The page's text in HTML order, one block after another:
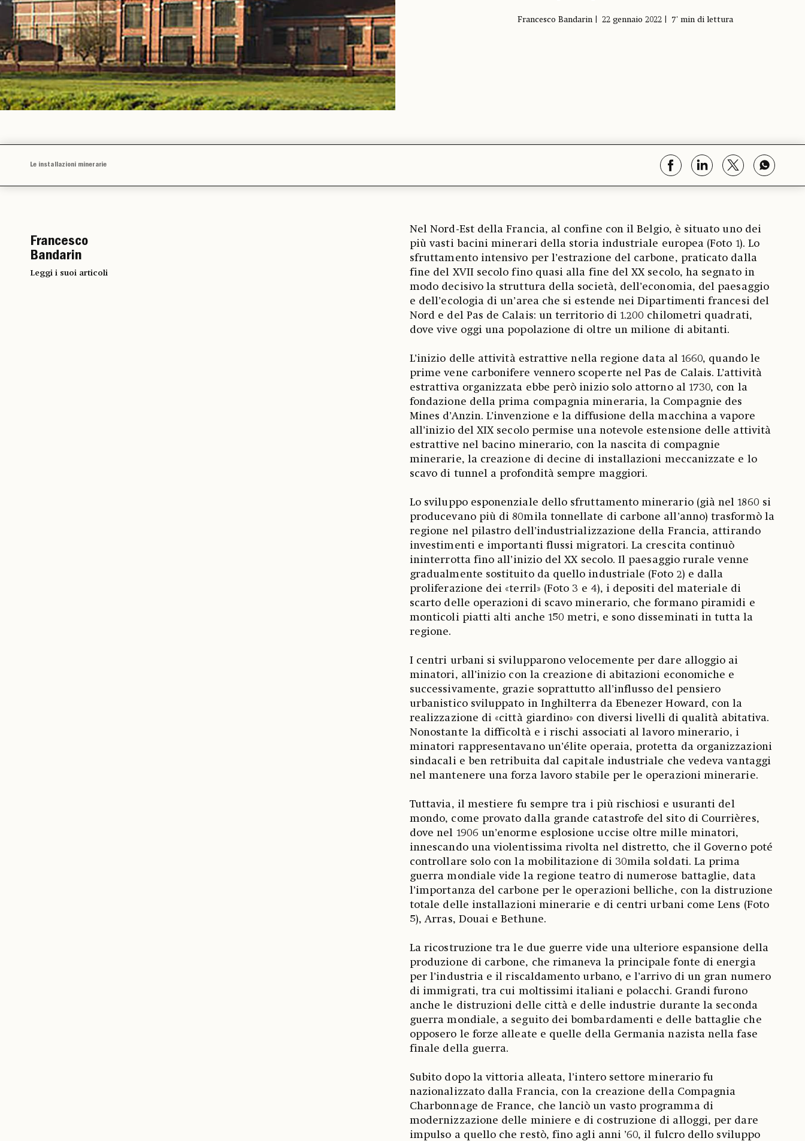
Francesco Bandarin 22 gennaio 2022 7' min di lettura
Le installazioni minerarie
Francesco
Bandarin
Leggi i suoi articoli
Nel Nord-Est della Francia, al confine con il Belgio, è situato uno dei
più vasti bacini minerari della storia industriale europea (Foto 1). Lo
sfruttamento intensivo per l’estrazione del carbone, praticato dalla
fine del XVII secolo fino quasi alla fine del XX secolo, ha segnato in
modo decisivo la struttura della società, dell’economia, del paesaggio
e dell’ecologia di un’area che si estende nei Dipartimenti francesi del
Nord e del Pas de Calais: un territorio di 1.200 chilometri quadrati,
dove vive oggi una popolazione di oltre un milione di abitanti.
L’inizio delle attività estrattive nella regione data al 1660, quando le
prime vene carbonifere vennero scoperte nel Pas de Calais. L’attività
estrattiva organizzata ebbe però inizio solo attorno al 1730, con la
fondazione della prima compagnia mineraria, la Compagnie des
Mines d’Anzin. L’invenzione e la diffusione della macchina a vapore
all’inizio del XIX secolo permise una notevole estensione delle attività
estrattive nel bacino minerario, con la nascita di compagnie
minerarie, la creazione di decine di installazioni meccanizzate e lo
scavo di tunnel a profondità sempre maggiori.
Lo sviluppo esponenziale dello sfruttamento minerario (già nel 1860 si
producevano più di 80mila tonnellate di carbone all’anno) trasformò la
regione nel pilastro dell’industrializzazione della Francia, attirando
investimenti e importanti flussi migratori. La crescita continuò
ininterrotta fino all’inizio del XX secolo. Il paesaggio rurale venne
gradualmente sostituito da quello industriale (Foto 2) e dalla
proliferazione dei «terril» (Foto 3 e 4), i depositi del materiale di
scarto delle operazioni di scavo minerario, che formano piramidi e
monticoli piatti alti anche 150 metri, e sono disseminati in tutta la
regione.
I centri urbani si svilupparono velocemente per dare alloggio ai
minatori, all’inizio con la creazione di abitazioni economiche e
successivamente, grazie soprattutto all’influsso del pensiero
urbanistico sviluppato in Inghilterra da Ebenezer Howard, con la
realizzazione di «città giardino» con diversi livelli di qualità abitativa.
Nonostante la difficoltà e i rischi associati al lavoro minerario, i
minatori rappresentavano un’élite operaia, protetta da organizzazioni
sindacali e ben retribuita dal capitale industriale che vedeva vantaggi
nel mantenere una forza lavoro stabile per le operazioni minerarie.
Tuttavia, il mestiere fu sempre tra i più rischiosi e usuranti del
mondo, come provato dalla grande catastrofe del sito di Courrières,
dove nel 1906 un’enorme esplosione uccise oltre mille minatori,
innescando una violentissima rivolta nel distretto, che il Governo poté
controllare solo con la mobilitazione di 30mila soldati. La prima
guerra mondiale vide la regione teatro di numerose battaglie, data
l’importanza del carbone per le operazioni belliche, con la distruzione
totale delle installazioni minerarie e di centri urbani come Lens (Foto
5), Arras, Douai e Bethune.
La ricostruzione tra le due guerre vide una ulteriore espansione della
produzione di carbone, che rimaneva la principale fonte di energia
per l’industria e il riscaldamento urbano, e l’arrivo di un gran numero
di immigrati, tra cui moltissimi italiani e polacchi. Grandi furono
anche le distruzioni delle città e delle industrie durante la seconda
guerra mondiale, a seguito dei bombardamenti e delle battaglie che
opposero le forze alleate e quelle della Germania nazista nella fase
finale della guerra.
Subito dopo la vittoria alleata, l’intero settore minerario fu
nazionalizzato dalla Francia, con la creazione della Compagnia
Charbonnage de France, che lanciò un vasto programma di
modernizzazione delle miniere e di costruzione di alloggi, per dare
impulso a quello che restò, fino agli anni ’60, il fulcro dello sviluppo